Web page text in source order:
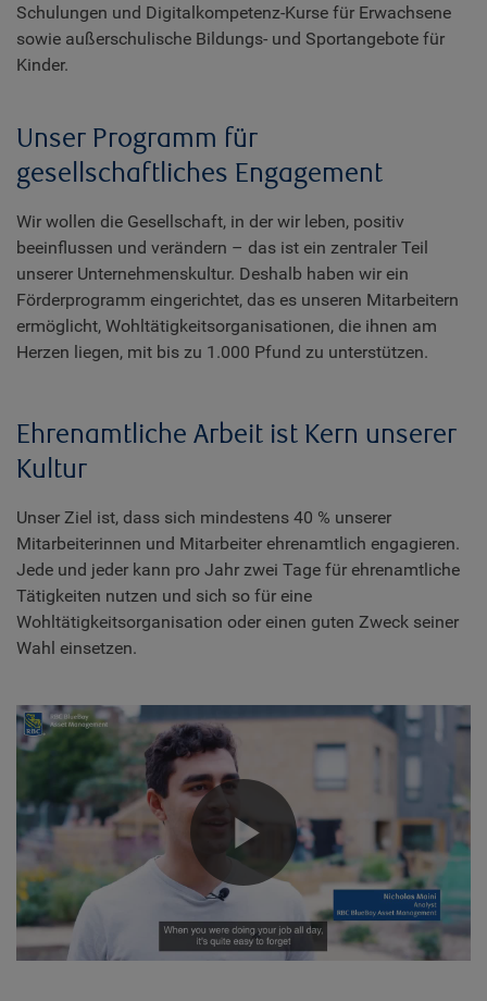
Schulungen und Digitalkompetenz-Kurse für Erwachsene
sowie außerschulische Bildungs- und Sportangebote für
Kinder.
Unser Programm für
gesellschaftliches Engagement
Wir wollen die Gesellschaft, in der wir leben, positiv
beeinflussen und verändern – das ist ein zentraler Teil
unserer Unternehmenskultur. Deshalb haben wir ein
Förderprogramm eingerichtet, das es unseren Mitarbeitern
ermöglicht, Wohltätigkeitsorganisationen, die ihnen am
Herzen liegen, mit bis zu 1.000 Pfund zu unterstützen.
Ehrenamtliche Arbeit ist Kern unserer
Kultur
Unser Ziel ist, dass sich mindestens 40 % unserer
Mitarbeiterinnen und Mitarbeiter ehrenamtlich engagieren.
Jede und jeder kann pro Jahr zwei Tage für ehrenamtliche
Tätigkeiten nutzen und sich so für eine
Wohltätigkeitsorganisation oder einen guten Zweck seiner
Wahl einsetzen.
Play